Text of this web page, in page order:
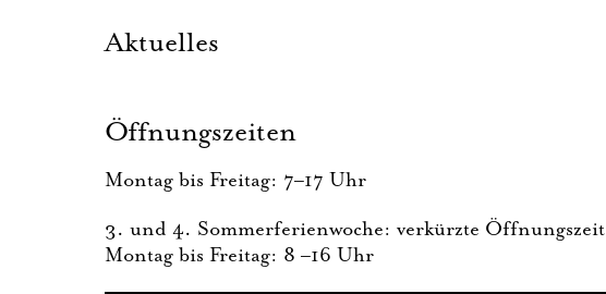
Aktuelles
Öffnungszeiten
Mon­tag bis Frei­tag: 7–17 Uhr
3. und 4. Som­mer­fe­ri­en­wo­che: ver­kürz­te Öff­nungs­zeit
Mon­tag bis Frei­tag: 8 –16 Uhr